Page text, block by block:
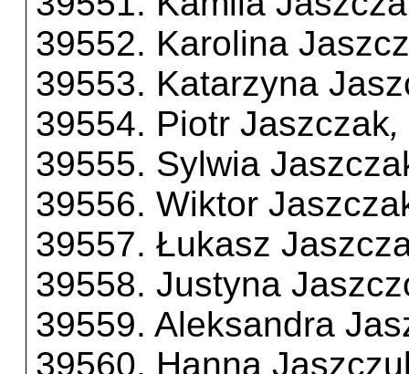
39552. Karolina
39553. Katarzyna
39554. Piotr Jaszczak,
39555. Sylwia
39556. Wiktor
39557. Łukasz
39558. Justyna
39559. Aleksandra
39560. Hanna